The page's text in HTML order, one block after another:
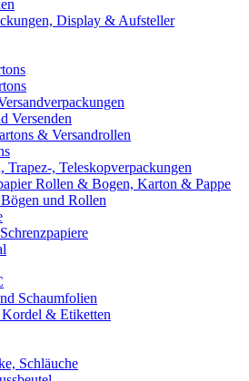
Display & Aufsteller
Versenden
& Versandrollen
Trapez-, Teleskopverpackungen
Rollen & Bogen, Karton & Pappe
und Rollen
Schaumfolien
& Etiketten
Schläuche